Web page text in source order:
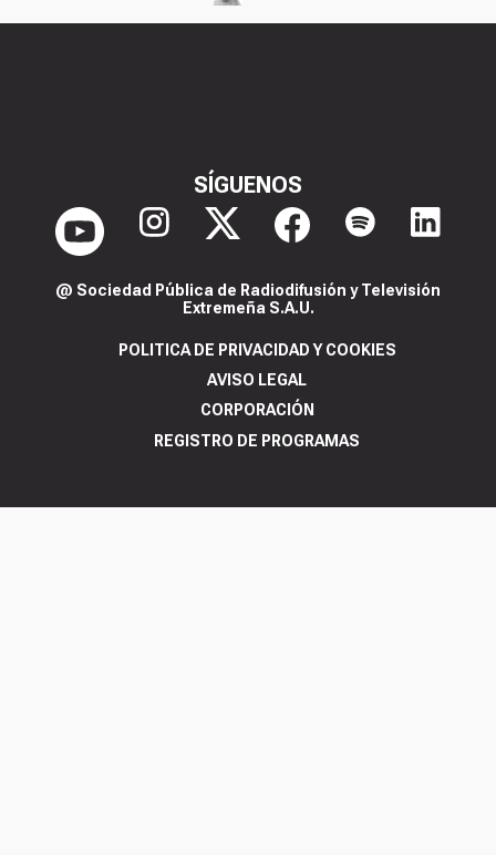
SÍGUENOS
@ Sociedad Pública de Radiodifusión y Televisión
Extremeña S.A.U.
POLITICA DE PRIVACIDAD Y COOKIES
AVISO LEGAL
CORPORACIÓN
REGISTRO DE PROGRAMAS